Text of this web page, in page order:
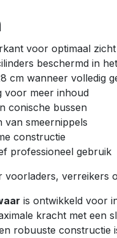
voor optimaal zicht
beschermd in
cm wanneer volledig
voor meer inhoud
conische bussen
van smeernippels
constructie
professioneel gebruik
voorladers, verreikers
is ontwikkeld voor
kracht met een
robuuste constructie